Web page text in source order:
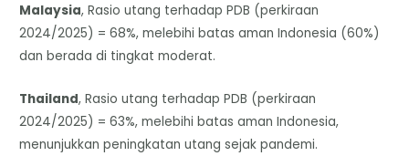
Malaysia, Rasio utang terhadap PDB (perkiraan
2024/2025) = 68%, melebihi batas aman Indonesia (60%)
dan berada di tingkat moderat.
Thailand, Rasio utang terhadap PDB (perkiraan
2024/2025) = 63%, melebihi batas aman Indonesia,
menunjukkan peningkatan utang sejak pandemi.